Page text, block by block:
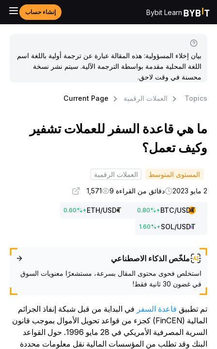
Bybit Learn إنشاء حساب
بيان إخلاء المسؤولية: هذه المقالة عبارة عن ترجمة أولية باللغة اسم
اللغة المحلية مقدمة بواسطة الترجمة الآلية. سيتم نشر نسخة
محسنة في وقت لاحق.
العملات الرقمية Current Page
هي قاعدة السفر للعملات تشفير
تعمل؟
المستوى المتوسط
العملات الرقمية
دقائق من القراءة 9 1,571
BTC/USDT
+
0.80%
ETH/USDT
+
0.60%
SOL/USDT
+
1.60%
ملخّص الذكاء الاصطناعي
استخلص فحوى محتوى المقال بسرعة، مستشعرًا معنويات السوق
في غضون 30 ثانية فقط!
تطبيققاعدة السفرفي البداية من قبل شبكة إنفاذ الجرائم
المالية (FinCEN) كجزء من قواعد تحويل الأموال بموجب قانون
المصرفية الأمريكي في 28 مايو 1996.
حول القواعد
وقد تطلب من المؤسسات المالية نقل معلومات محددة